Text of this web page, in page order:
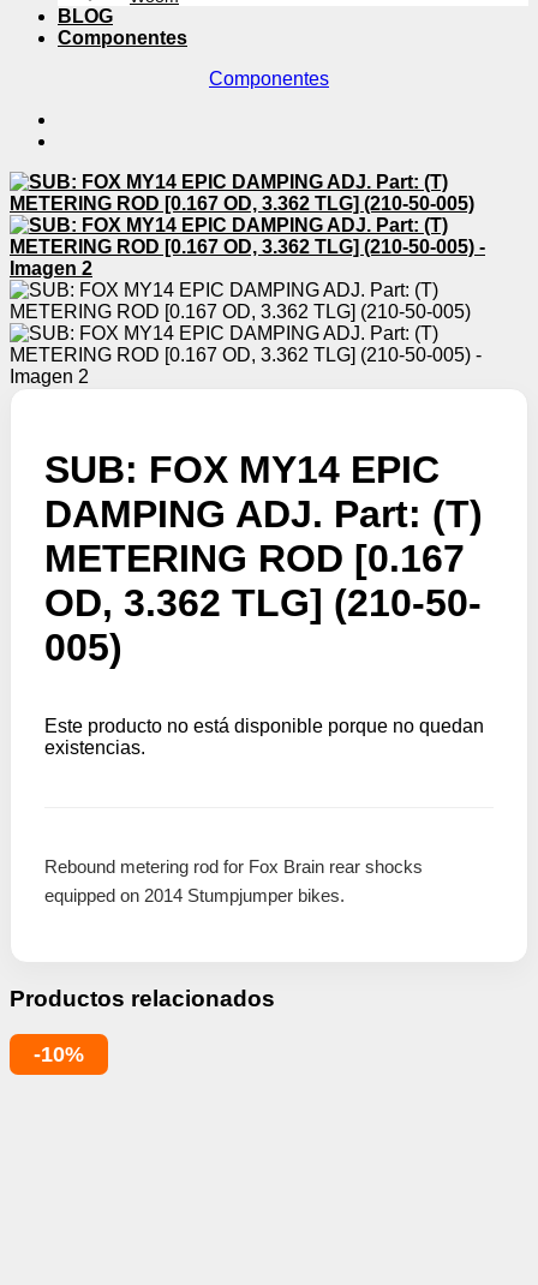
BLOG
Componentes
Componentes
SUB: FOX MY14 EPIC
DAMPING ADJ. Part: (T)
METERING ROD [0.167
OD, 3.362 TLG] (210-50-
005)
Este producto no está disponible porque no quedan
existencias.
Rebound metering rod for Fox Brain rear shocks
equipped on 2014 Stumpjumper bikes.
Productos relacionados
-10%